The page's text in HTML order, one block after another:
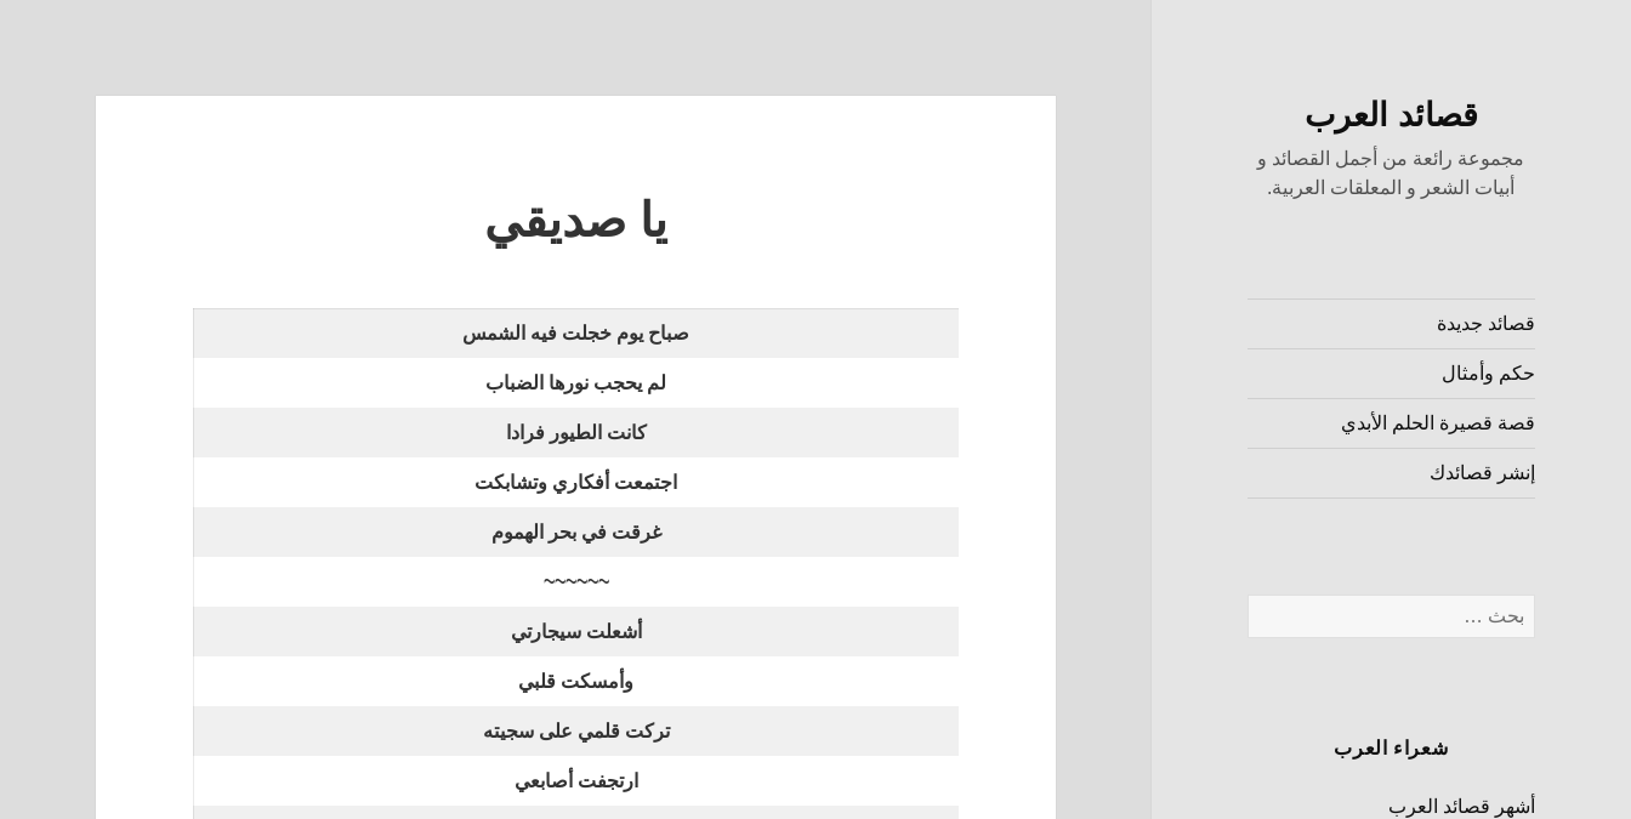
قصائد العرب
مجموعة رائعة من أجمل القصائد و
أبيات الشعر و المعلقات العربية.
قصائد جديدة
حكم وأمثال
قصة قصيرة الحلم الأبدي
إنشر قصائدك
شعراء العرب
أشهر قصائد العرب
يا صديقي
صباح يوم خجلت فيه الشمس
لم يحجب نورها الضباب
كانت الطيور فرادا
اجتمعت أفكاري وتشابكت
غرقت في بحر الهموم
~~~~~~
أشعلت سيجارتي
وأمسكت قلبي
ترکت قلمي على سجيته
ارتجفت أصابعي